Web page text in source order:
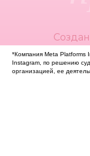
*Компания Meta Platforms
Instagram, по решению
организацией, ее